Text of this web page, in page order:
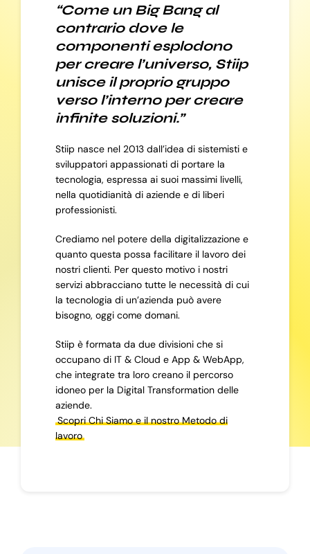
“Come un Big Bang al
contrario dove le
componenti esplodono
per creare l’universo, Stiip
unisce il proprio gruppo
verso l’interno per creare
infinite soluzioni.”
Stiip nasce nel 2013 dall’idea di sistemisti e
sviluppatori appassionati di portare la
tecnologia, espressa ai suoi massimi livelli,
nella quotidianità di aziende e di liberi
professionisti.
Crediamo nel potere della digitalizzazione e
quanto questa possa facilitare il lavoro dei
nostri clienti. Per questo motivo i nostri
servizi abbracciano tutte le necessità di cui
la tecnologia di un’azienda può avere
bisogno, oggi come domani.
Stiip è formata da due divisioni che si
occupano di IT & Cloud e App & WebApp,
che integrate tra loro creano il percorso
idoneo per la Digital Transformation delle
aziende.
Scopri Chi Siamo e il nostro Metodo di
lavoro